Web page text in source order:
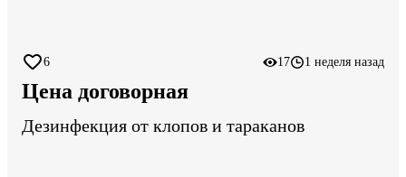
6 17 1 неделя назад
Цена договорная
Дезинфекция от клопов и тараканов